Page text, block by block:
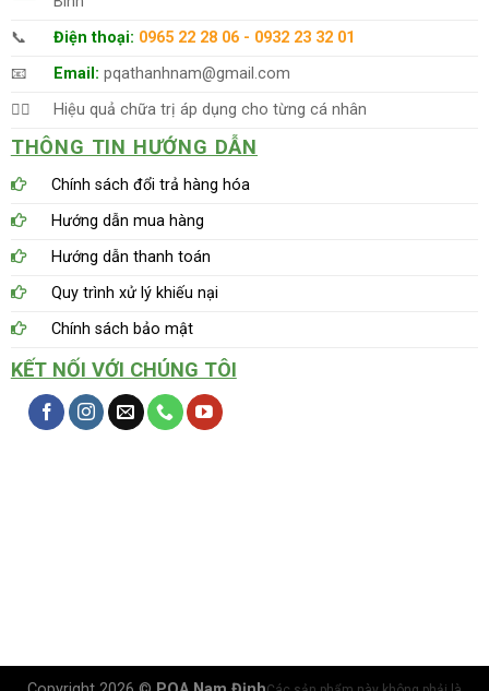
📞
Điện thoại: 0965 22 28 06 - 0932 23 32 01
📧
Email: pqathanhnam@gmail.com
👨‍⚕️
Hiệu quả chữa trị áp dụng cho từng cá nhân
THÔNG TIN HƯỚNG DẪN
Chính sách đổi trả hàng hóa
Hướng dẫn mua hàng
Hướng dẫn thanh toán
Quy trình xử lý khiếu nại
Chính sách bảo mật
KẾT NỐI VỚI CHÚNG TÔI